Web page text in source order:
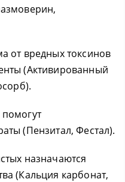
от вредных токсинов
(Активированный
(Пензитал, Фестал).
назначаются
(Кальция карбонат,